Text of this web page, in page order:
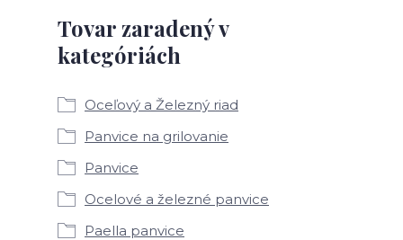
Tovar zaradený v
kategóriách
Oceľový a Železný riad
Panvice na grilovanie
Panvice
Ocelové a železné panvice
Paella panvice